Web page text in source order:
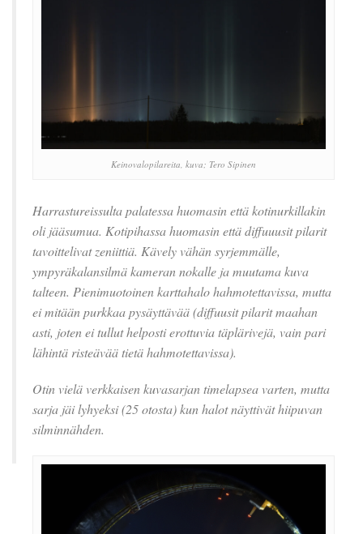
Keinovalopilareita, kuva; Tero Sipinen
Harrastureissulta palatessa huomasin että kotinurkillakin
oli jääsumua. Kotipihassa huomasin että diffuuusit pilarit
tavoittelivat zeniittiä. Kävely vähän syrjemmälle,
ympyräkalansilmä kameran nokalle ja muutama kuva
talteen. Pienimuotoinen karttahalo hahmotettavissa, mutta
ei mitään purkkaa pysäyttävää (diffuusit pilarit maahan
asti, joten ei tullut helposti erottuvia täplärivejä, vain pari
lähintä risteävää tietä hahmotettavissa).
Otin vielä verkkaisen kuvasarjan timelapsea varten, mutta
sarja jäi lyhyeksi (25 otosta) kun halot näyttivät hiipuvan
silminnähden.